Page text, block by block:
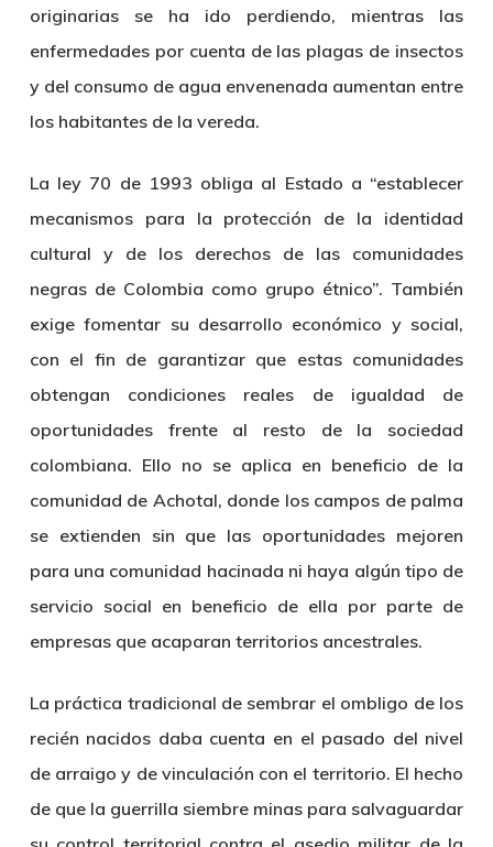
originarias se ha ido perdiendo, mientras las
enfermedades por cuenta de las plagas de insectos
y del consumo de agua envenenada aumentan entre
los habitantes de la vereda.
La ley 70 de 1993 obliga al Estado a “establecer
mecanismos para la protección de la identidad
cultural y de los derechos de las comunidades
negras de Colombia como grupo étnico”. También
exige fomentar su desarrollo económico y social,
con el fin de garantizar que estas comunidades
obtengan condiciones reales de igualdad de
oportunidades frente al resto de la sociedad
colombiana. Ello no se aplica en beneficio de la
comunidad de Achotal, donde los campos de palma
se extienden sin que las oportunidades mejoren
para una comunidad hacinada ni haya algún tipo de
servicio social en beneficio de ella por parte de
empresas que acaparan territorios ancestrales.
La práctica tradicional de sembrar el ombligo de los
recién nacidos daba cuenta en el pasado del nivel
de arraigo y de vinculación con el territorio. El hecho
de que la guerrilla siembre minas para salvaguardar